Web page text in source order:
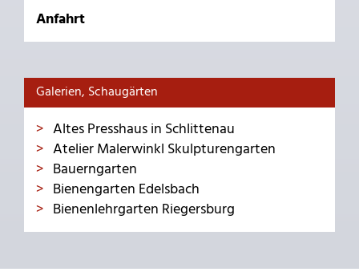
Anfahrt
Galerien, Schaugärten
Altes Presshaus in Schlittenau
Atelier Malerwinkl Skulpturengarten
Bauerngarten
Bienengarten Edelsbach
Bienenlehrgarten Riegersburg